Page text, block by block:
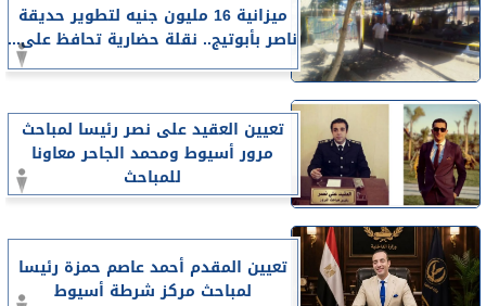
ميزانية 16 مليون جنيه لتطوير حديقة
ناصر بأبوتيج.. نقلة حضارية تحافظ على...
تعيين العقيد على نصر رئيسا لمباحث
مرور أسيوط ومحمد الجاحر معاونا
للمباحث
تعيين المقدم أحمد عاصم حمزة رئيسا
لمباحث مركز شرطة أسيوط